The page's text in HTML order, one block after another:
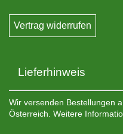
Vertrag widerrufen
Lieferhinweis
Wir versenden Bestellungen
Österreich. Weitere